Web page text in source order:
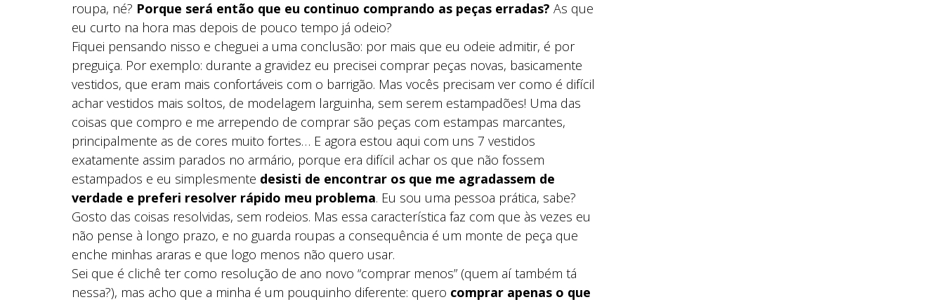
roupa, né? Porque será então que eu continuo comprando as peças erradas? As que
eu curto na hora mas depois de pouco tempo já odeio?
Fiquei pensando nisso e cheguei a uma conclusão: por mais que eu odeie admitir, é por
preguiça. Por exemplo: durante a gravidez eu precisei comprar peças novas, basicamente
vestidos, que eram mais confortáveis com o barrigão. Mas vocês precisam ver como é difícil
achar vestidos mais soltos, de modelagem larguinha, sem serem estampadões! Uma das
coisas que compro e me arrependo de comprar são peças com estampas marcantes,
principalmente as de cores muito fortes… E agora estou aqui com uns 7 vestidos
exatamente assim parados no armário, porque era difícil achar os que não fossem
estampados e eu simplesmente desisti de encontrar os que me agradassem de
verdade e preferi resolver rápido meu problema. Eu sou uma pessoa prática, sabe?
Gosto das coisas resolvidas, sem rodeios. Mas essa característica faz com que às vezes eu
não pense à longo prazo, e no guarda roupas a consequência é um monte de peça que
enche minhas araras e que logo menos não quero usar.
Sei que é clichê ter como resolução de ano novo “comprar menos” (quem aí também tá
nessa?), mas acho que a minha é um pouquinho diferente: quero comprar apenas o que